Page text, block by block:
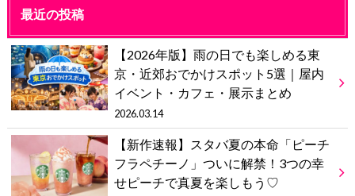
最近の投稿
【2026年版】雨の日でも楽しめる東
京・近郊おでかけスポット5選｜屋内
イベント・カフェ・展示まとめ
2026.03.14
【新作速報】スタバ夏の本命「ピーチ
フラペチーノ」ついに解禁！3つの幸
せピーチで真夏を楽しもう♡